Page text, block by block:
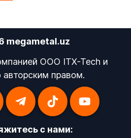
megametal.uz
OOO ITX-Tech и
правом.
с нами: